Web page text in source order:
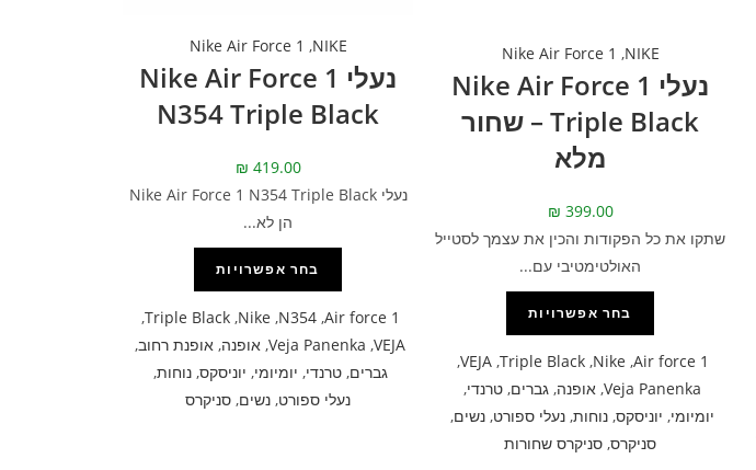
NIKE
,
Nike Air Force 1
נעלי Nike Air Force 1
Triple Black – שחור
מלא
₪ 399.00
שתקו את כל הפקודות והכין את עצמך לסטייל
האולטימטיבי עם...
בחר אפשרויות
Air force 1
,
Nike
,
Triple Black
,
VEJA
,
Veja Panenka
, אופנה, גברים, טרנדי,
יומיומי, יוניסקס, נוחות, נעלי ספורט, נשים,
סניקרס, סניקרס שחורות
NIKE
,
Nike Air Force 1
נעלי Nike Air Force 1
N354 Triple Black
₪ 419.00
נעלי Nike Air Force 1 N354 Triple Black
הן לא...
בחר אפשרויות
Air force 1
,
N354
,
Nike
,
Triple Black
,
VEJA
,
Veja Panenka
, אופנה, אופנת רחוב,
גברים,טרנדי, יומיומי, יוניסקס,נוחות,
נעלי ספורט, נשים, סניקרס